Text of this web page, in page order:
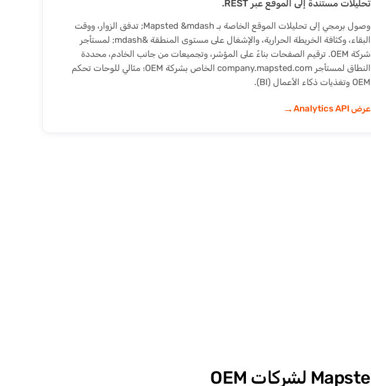
تحليلات مستندة إلى الموقع عبر REST.
وصول برمجي إلى تحليلات الموقع الخاصة بـ Mapsted &mdash; تدفق الزوار، ووقت
البقاء، وكثافة الخريطة الحرارية، والإشغال على مستوى المنطقة &mdash; لمستأجر
شركة OEM. ترقيم الصفحات بناءً على المؤشر، وتجميعات من جانب الخادم، محددة
النطاق لمستأجر company.mapsted.com الخاص بشركة OEM؛ مثالي للوحات تحكم
OEM وتغذيات ذكاء الأعمال (BI).
عرض Analytics API →